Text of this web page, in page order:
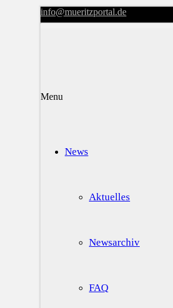
info@mueritzportal.de
Menu
News
Aktuelles
Newsarchiv
FAQ